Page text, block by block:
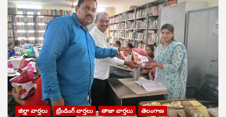
జిల్లా వార్తలు ట్రేండింగ్ వార్తలు తాజా వార్తలు తెలంగాణ